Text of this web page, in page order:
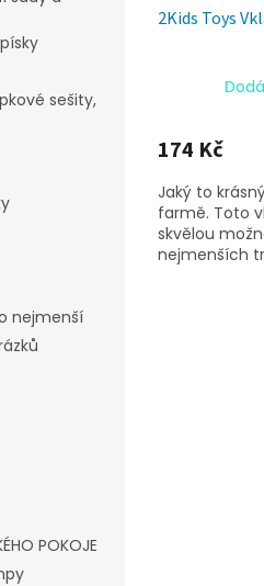
sešity,
nejmenší
POKOJE
2Kids Toys
174 Kč
Jaký to
farmě. Toto
skvělou
nejmenších